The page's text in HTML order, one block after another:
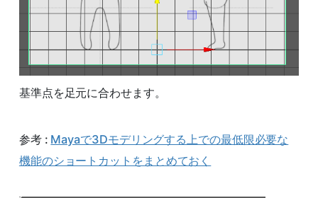
基準点を足元に合わせます。
参考 : Mayaで3Dモデリングする上での最低限必要な
機能のショートカットをまとめておく